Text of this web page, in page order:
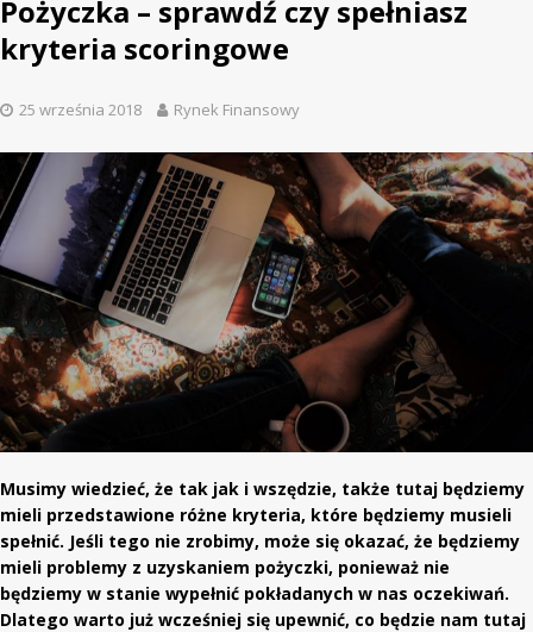
Pożyczka – sprawdź czy spełniasz
kryteria scoringowe
25 września 2018 Rynek Finansowy
Musimy wiedzieć, że tak jak i wszędzie, także tutaj będziemy
mieli przedstawione różne kryteria, które będziemy musieli
spełnić. Jeśli tego nie zrobimy, może się okazać, że będziemy
mieli problemy z uzyskaniem pożyczki, ponieważ nie
będziemy w stanie wypełnić pokładanych w nas oczekiwań.
Dlatego warto już wcześniej się upewnić, co będzie nam tutaj